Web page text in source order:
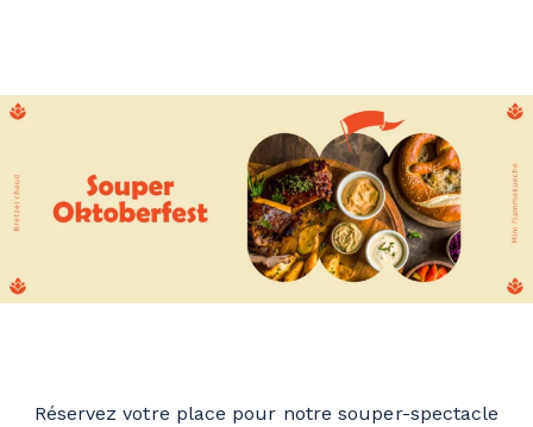
Réservez votre place pour notre souper-spectacle